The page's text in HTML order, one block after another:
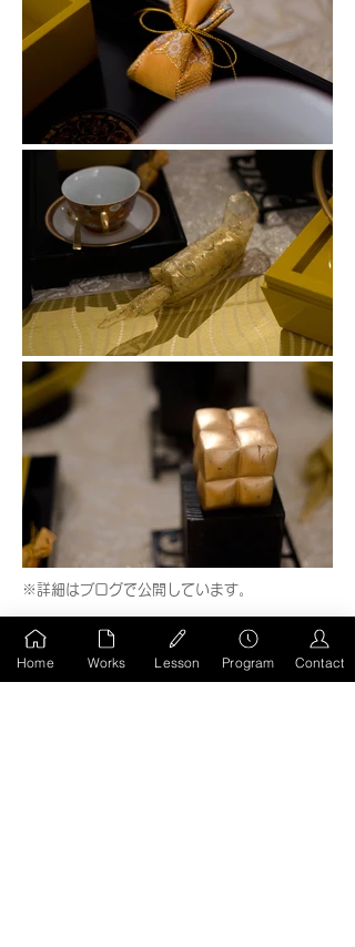
※詳細はブログで公開しています。
前のページへもどる
HOMEへ移動
Home Works Lesson Program Contact